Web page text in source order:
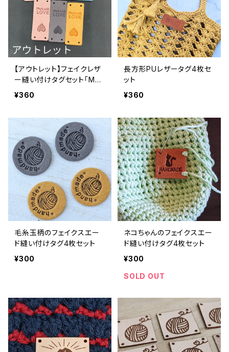
【アウトレット】フェイクレザ
ー縫い付けタグセット「Mad
e with LOVE」＆ハート毛糸
¥360
長方形PUレザータグ4枚セ
ット
¥360
毛糸玉柄のフェイクスエー
ド縫い付けタグ4枚セット
¥300
ネコちゃんのフェイクスエー
ド縫い付けタグ4枚セット
¥300
SOLD OUT